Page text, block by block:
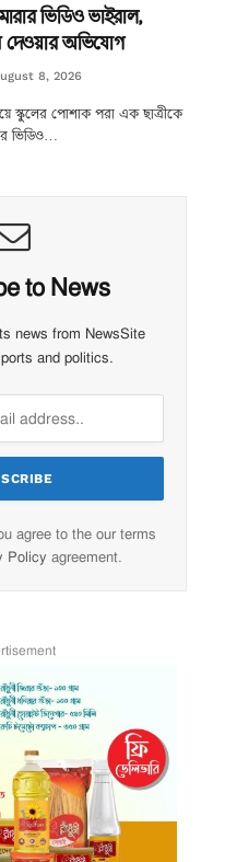
ভিডিও ভাইরাল,
দেওয়ার অভিযোগ
8, 2026
স্কুলের পোশাক পরা এক ছাত্রীকে
ভিডিও…
to News
news from NewsSite
and politics.
agree to the our terms
Policy agreement.